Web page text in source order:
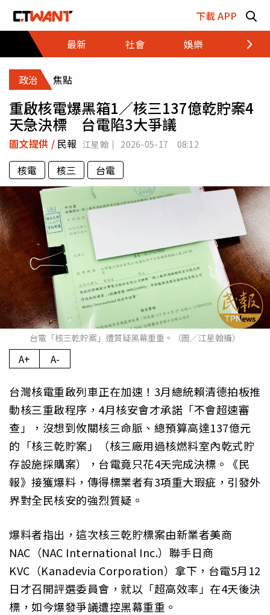
下載 APP
最新
社會 娛樂 財經
政治 焦點
重啟核電爆黑箱1／核三137億乾貯案4
天急決標 台電陷3大爭議
圖文提供 / 民報 江星翰 2026-05-17 08:12
核電 核三 台電
台電「核三乾貯案」遭質疑黑幕重重。（圖／江星翰攝）
A+ A-
台灣核電重啟列車正在加速！3月總統賴清德拍板推
動核三重啟程序，4月核安會才承諾「不會超速審
查」，沒想到攸關核三命脈、總預算高達137億元
的「核三乾貯案」（核三廠用過核燃料室內乾式貯
存設施採購案），台電竟只花4天完成決標。《民
報》接獲爆料，傳得標業者有3項重大瑕疵，引發外
界對全民核安的強烈質疑。
爆料者指出，這次核三乾貯標案由新業者美商
NAC（NAC International Inc.）聯手日商
KVC（Kanadevia Corporation）拿下，台電5月12
日才召開評選委員會，就以「超高效率」在4天後決
標，如今爆發爭議遭控黑幕重重。